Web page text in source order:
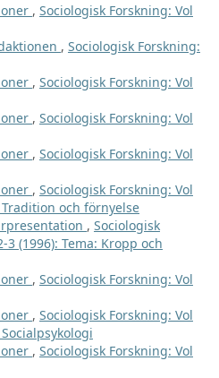
, Sociologisk Forskning: Vol
, Sociologisk Forskning:
, Sociologisk Forskning: Vol
, Sociologisk Forskning: Vol
, Sociologisk Forskning: Vol
, Sociologisk Forskning: Vol
och förnyelse
, Sociologisk
3 (1996): Tema: Kropp och
, Sociologisk Forskning: Vol
, Sociologisk Forskning: Vol
, Sociologisk Forskning: Vol